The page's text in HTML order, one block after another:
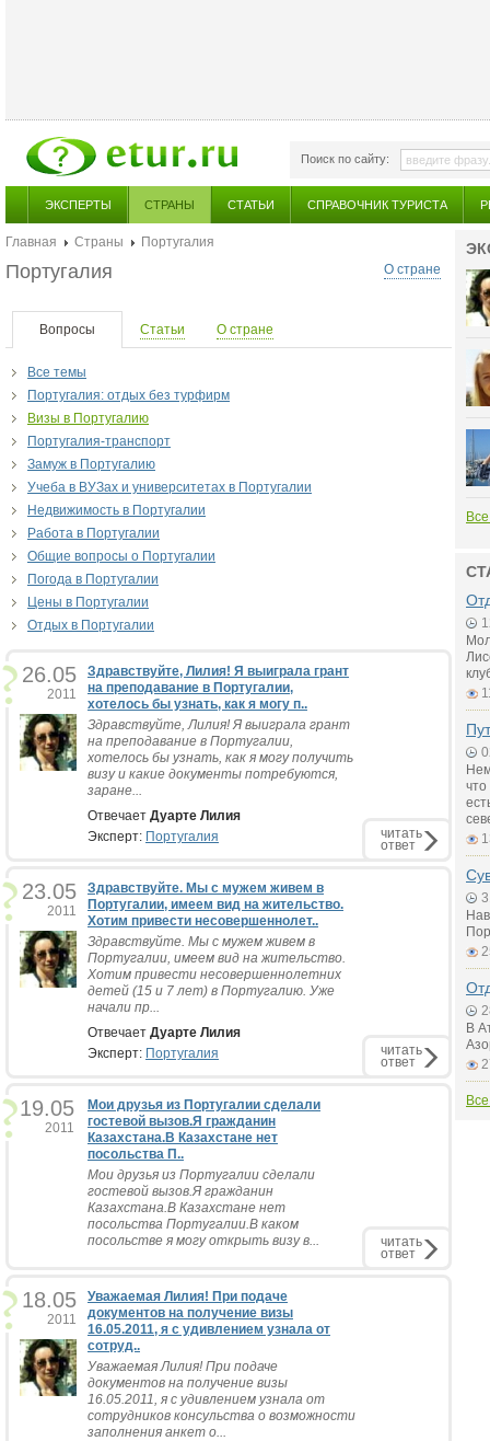
Поиск по сайту:
ЭКСПЕРТЫ СТРАНЫ СТАТЬИ СПРАВОЧНИК ТУРИСТА
Главная Страны
Португалия
О стране
Португалия
Вопросы Статьи О стране
Все темы
Португалия: отдых без турфирм
Визы в Португалию
Португалия-транспорт
Замуж в Португалию
Учеба в ВУЗах и университетах в Португалии
Недвижимость в Португалии
Работа в Португалии
Общие вопросы о Португалии
Погода в Португалии
Цены в Португалии
Отдых в Португалии
26.05
2011
Здравствуйте, Лилия! Я выиграла грант
на преподавание в Португалии,
хотелось бы узнать, как я могу п..
Здравствуйте, Лилия! Я выиграла грант
на преподавание в Португалии,
хотелось бы узнать, как я могу получить
визу и какие документы потребуются,
заране...
Отвечает Дуарте Лилия
Эксперт: Португалия читать
ответ
23.05
2011
Здравствуйте. Мы с мужем живем в
Португалии, имеем вид на жительство.
Хотим привести несовершеннолет..
Здравствуйте. Мы с мужем живем в
Португалии, имеем вид на жительство.
Хотим привести несовершеннолетних
детей (15 и 7 лет) в Португалию. Уже
начали пр...
Отвечает Дуарте Лилия
Эксперт: Португалия читать
ответ
19.05
2011
Мои друзья из Португалии сделали
гостевой вызов.Я гражданин
Казахстана.В Казахстане нет
посольства П..
Мои друзья из Португалии сделали
гостевой вызов.Я гражданин
Казахстана.В Казахстане нет
посольства Португалии.В каком
посольстве я могу открыть визу в...
читать
ответ
18.05
2011
Уважаемая Лилия! При подаче
документов на получение визы
16.05.2011, я с удивлением узнала от
сотруд..
Уважаемая Лилия! При подаче
документов на получение визы
16.05.2011, я с удивлением узнала от
сотрудников консульства о возможности
заполнения анкет о...
В